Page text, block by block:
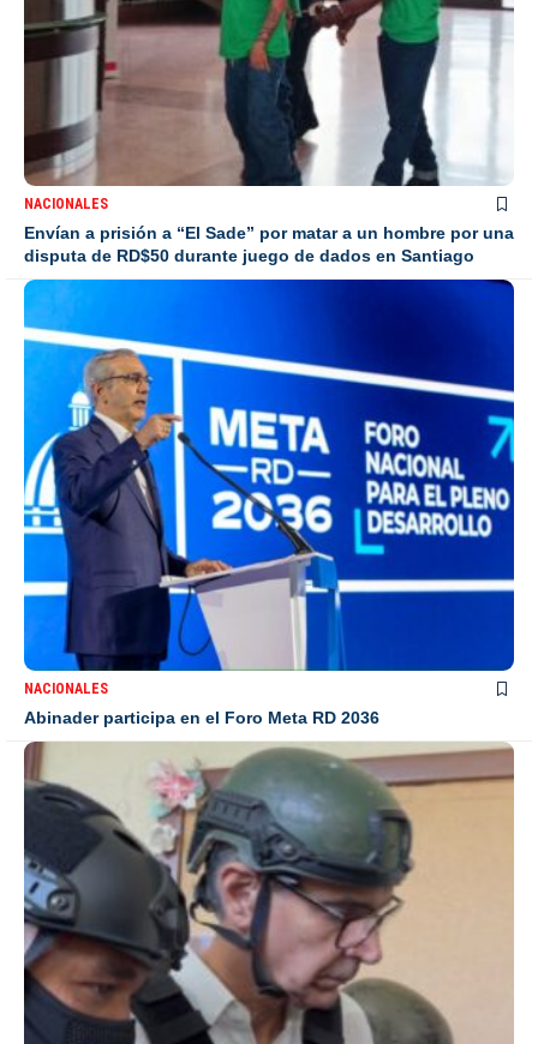
NACIONALES
Envían a prisión a “El Sade” por matar a un hombre por una
disputa de RD$50 durante juego de dados en Santiago
NACIONALES
Abinader participa en el Foro Meta RD 2036